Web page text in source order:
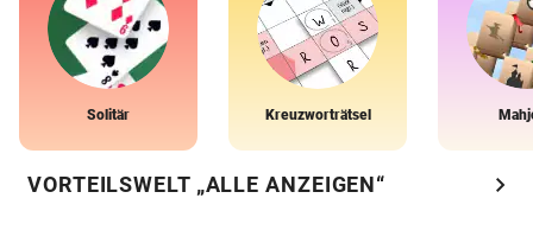
Solitär Kreuzworträtsel
VORTEILSWELT „ALLE ANZEIGEN“ chevron_right